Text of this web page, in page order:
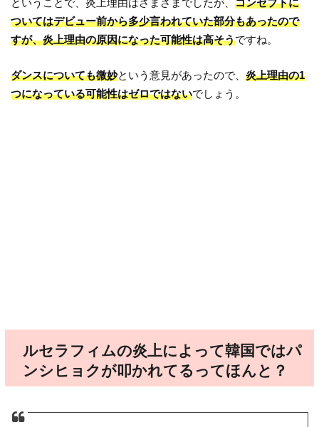
ついてはデビュー前から多少言われていた部分もあったので
すが、炎上理由の原因になった可能性は高そうですね。
ダンスについても微妙という意見があったので、炎上理由の1
つになっている可能性はゼロではないでしょう。
ルセラフィムの炎上によって韓国ではパ
ンシヒョクが叩かれてるってほんと？